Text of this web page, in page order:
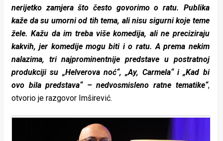
Aktivizam
Aktuelnosti
Promo
About
nerijetko zamjera što često govorimo o ratu. Publika
kaže da su umorni od tih tema, ali nisu sigurni koje teme
žele. Kažu da im treba više komedija, ali ne preciziraju
kakvih, jer komedije mogu biti i o ratu. A prema nekim
nalazima, tri najprominentnije predstave u postratnoj
produkciji su „Helverova noć“, „Ay, Carmela“ i „Kad bi
ovo bila predstava“ – nedvosmisleno ratne tematike“,
otvorio je razgovor Imširević.